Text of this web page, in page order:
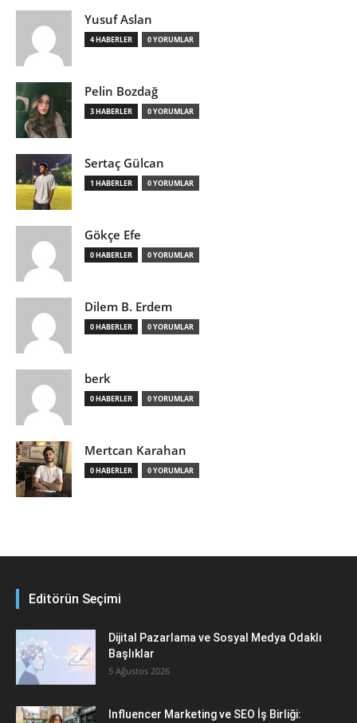
Yusuf Aslan
4 HABERLER 0 YORUMLAR
Pelin Bozdağ
3 HABERLER 0 YORUMLAR
Sertaç Gülcan
1 HABERLER 0 YORUMLAR
Gökçe Efe
0 HABERLER 0 YORUMLAR
Dilem B. Erdem
0 HABERLER 0 YORUMLAR
berk
0 HABERLER 0 YORUMLAR
Mertcan Karahan
0 HABERLER 0 YORUMLAR
Editörün Seçimi
Dijital Pazarlama ve Sosyal Medya Odaklı
Başlıklar
5 Ağustos 2026
Influencer Marketing ve SEO İş Birliği: